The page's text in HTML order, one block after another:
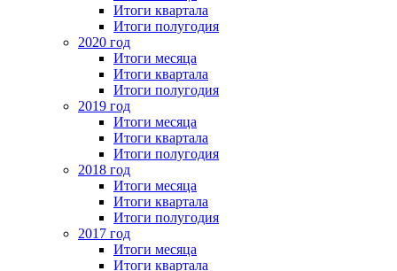
Итоги квартала
Итоги полугодия
2020 год
Итоги месяца
Итоги квартала
Итоги полугодия
2019 год
Итоги месяца
Итоги квартала
Итоги полугодия
2018 год
Итоги месяца
Итоги квартала
Итоги полугодия
2017 год
Итоги месяца
Итоги квартала